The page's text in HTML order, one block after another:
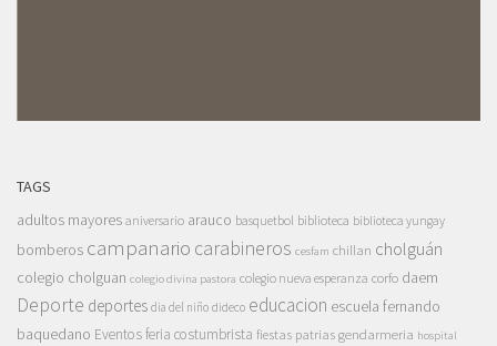
TAGS
adultos mayores aniversario arauco basquetbol biblioteca biblioteca yungay
bomberos campanario carabineros cesfam chillan cholguán
colegio cholguan colegio divina pastora colegio nueva esperanza corfo daem
Deporte deportes dia del niño dideco educacion escuela fernando
baquedano Eventosferia costumbrista fiestas patrias gendarmeria hospital